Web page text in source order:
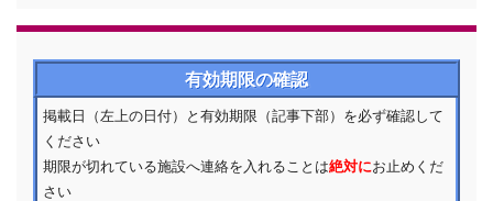
有効期限の確認
掲載日（左上の日付）と有効期限（記事下部）を必ず確認して
ください
期限が切れている施設へ連絡を入れることは絶対にお止めくだ
さい